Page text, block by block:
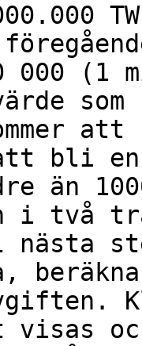
(1
som
bli en
än
i två